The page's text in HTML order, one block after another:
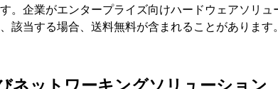
。 企業がエンタープライズ向けハードウェアソリュ
該当する場合、送料無料が含まれることがあります